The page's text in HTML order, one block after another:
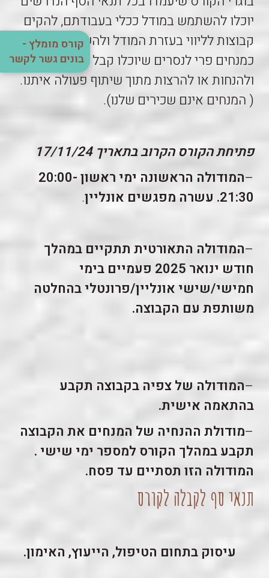
קורס מומלץ -
בונים גשר לקשר
יוכלו להשתמש במודל ככלי בעבודתם, להקים
קבוצות לליווי בעזרת המודל ולהשתלב גם
כמנחים פרי לנסרים שיוכלו קבל הפניות
ולהנחות או להרצות מתוך שיתוף פעולה איתנו.
( המנחים אינם שכירים שלנו).
פתיחת הקורס הקרוב בתאריך 17/11/24
–
המודולה הראשונה ימי ראשון 20:00-
21:30. עשרה מפגשים אונליין
.
–המודולה התאורטית תתקיים במהלך
חודש ינואר 2025 פעמיים בימי
חמישי/שישי אונליין/פרונטלי בהחלטה
משותפת עם הקבוצה.
–המודולה של צפיה בקבוצה תקבע
בהתאמה אישית.
–מודולת ההנחיה של המנחים את הקבוצה
תקבע במהלך הקורס למספר ימי שישי .
המודולה הזו תסתיים עד פסח.
תנאי סף לקבלה לקורס
עיסוק בתחום הטיפול, הייעוץ, האימון.